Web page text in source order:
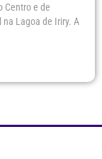
Centro e de
Lagoa de Iriry. A